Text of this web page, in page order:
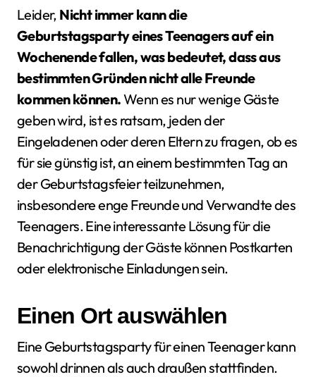
Leider, Nicht immer kann die
Geburtstagsparty eines Teenagers auf ein
Wochenende fallen, was bedeutet, dass aus
bestimmten Gründen nicht alle Freunde
kommen können.Wenn es nur wenige Gäste
geben wird, ist es ratsam, jeden der
Eingeladenen oder deren Eltern zu fragen, ob es
für sie günstig ist, an einem bestimmten Tag an
der Geburtstagsfeier teilzunehmen,
insbesondere enge Freunde und Verwandte des
Teenagers. Eine interessante Lösung für die
Benachrichtigung der Gäste können Postkarten
oder elektronische Einladungen sein.
Einen Ort auswählen
Eine Geburtstagsparty für einen Teenager kann
sowohl drinnen als auch draußen stattfinden.